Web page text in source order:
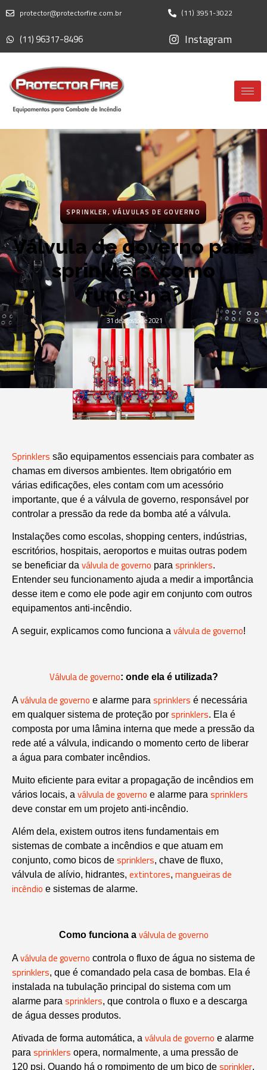
protector@protectorfire.com.br (11) 3951-3022
(11) 96317-8496 Instagram
SPRINKLER,VÁLVULAS DE GOVERNO
Válvula de governo para
sprinklers: como
funciona?
31 de agosto de 2021
Sprinklers são equipamentos essenciais para combater as
chamas em diversos ambientes. Item obrigatório em
várias edificações, eles contam com um acessório
importante, que é a válvula de governo, responsável por
controlar a pressão da rede da bomba até a válvula.
Instalações como escolas, shopping centers, indústrias,
escritórios, hospitais, aeroportos e muitas outras podem
se beneficiar da válvula de governo para sprinklers.
Entender seu funcionamento ajuda a medir a importância
desse item e como ele pode agir em conjunto com outros
equipamentos anti-incêndio.
A seguir, explicamos como funciona a válvula de governo!
Válvula de governo: onde ela é utilizada?
Aválvula de governo e alarme para sprinklers é necessária
em qualquer sistema de proteção por sprinklers. Ela é
composta por uma lâmina interna que mede a pressão da
rede até a válvula, indicando o momento certo de liberar
a água para combater incêndios.
Muito eficiente para evitar a propagação de incêndios em
vários locais, a válvula de governo e alarme para sprinklers
deve constar em um projeto anti-incêndio.
Além dela, existem outros itens fundamentais em
sistemas de combate a incêndios e que atuam em
conjunto, como bicos de sprinklers, chave de fluxo,
válvula de alívio, hidrantes, extintores, mangueiras de
incêndio e sistemas de alarme.
Como funciona a válvula de governo
Aválvula de governo controla o fluxo de água no sistema de
sprinklers, que é comandado pela casa de bombas. Ela é
instalada na tubulação principal do sistema com um
alarme para sprinklers, que controla o fluxo e a descarga
de água desses produtos.
Ativada de forma automática, a válvula de governo e alarme
para sprinklers opera, normalmente, a uma pressão de
120 psi. Quando há o rompimento de um bico de sprinkler,